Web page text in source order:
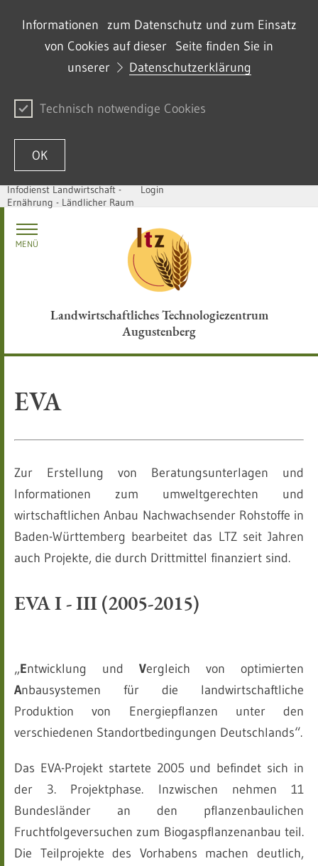
Informationen zum Datenschutz und zum Einsatz
von Cookies auf dieser Seite finden Sie in
unserer
Datenschutzerklärung
Technisch notwendige Cookies
OK
Passer au contenu
Infodienst Landwirtschaft -
Ernährung - Ländlicher Raum
Login
Landwirtschaftliches Technologiezentrum
Augustenberg
MENÜ
EVA
Zur Erstellung von Beratungsunterlagen und
Informationen zum umweltgerechten und
wirtschaftlichen Anbau Nachwachsender Rohstoffe in
Baden-Württemberg bearbeitet das LTZ seit Jahren
auch Projekte, die durch Drittmittel finanziert sind.
EVA I - III (2005-2015)
„Entwicklung und Vergleich von optimierten
Anbausystemen für die landwirtschaftliche
Produktion von Energiepflanzen unter den
verschiedenen Standortbedingungen Deutschlands“.
Das EVA-Projekt startete 2005 und befindet sich in
der 3. Projektphase. Inzwischen nehmen 11
Bundesländer an den pflanzenbaulichen
Fruchtfolgeversuchen zum Biogaspflanzenanbau teil.
Die Teilprojekte des Vorhabens machen deutlich,